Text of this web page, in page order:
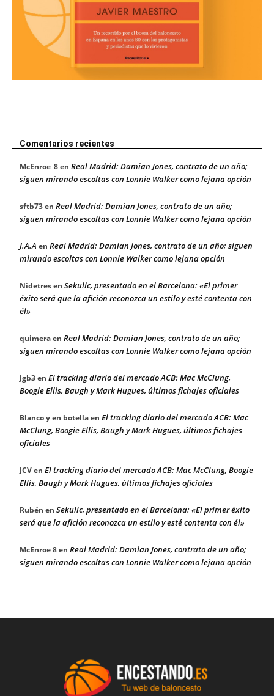
Comentarios recientes
McEnroe_8en Real Madrid: Damian Jones, contrato de un año;
siguen mirando escoltas con Lonnie Walker como lejana opción
sftb73en Real Madrid: Damian Jones, contrato de un año;
siguen mirando escoltas con Lonnie Walker como lejana opción
J.A.A en Real Madrid: Damian Jones, contrato de un año; siguen
mirando escoltas con Lonnie Walker como lejana opción
Nidetresen Sekulic, presentado en el Barcelona: «El primer
éxito será que la afición reconozca un estilo y esté contenta con
él»
quimeraen Real Madrid: Damian Jones, contrato de un año;
siguen mirando escoltas con Lonnie Walker como lejana opción
Jgb3en El tracking diario del mercado ACB: Mac McClung,
Boogie Ellis, Baugh y Mark Hugues, últimos fichajes oficiales
Blanco y en botellaen El tracking diario del mercado ACB: Mac
McClung, Boogie Ellis, Baugh y Mark Hugues, últimos fichajes
oficiales
JCVen El tracking diario del mercado ACB: Mac McClung, Boogie
Ellis, Baugh y Mark Hugues, últimos fichajes oficiales
Rubén en Sekulic, presentado en el Barcelona: «El primer éxito
será que la afición reconozca un estilo y esté contenta con él»
McEnroe 8en Real Madrid: Damian Jones, contrato de un año;
siguen mirando escoltas con Lonnie Walker como lejana opción